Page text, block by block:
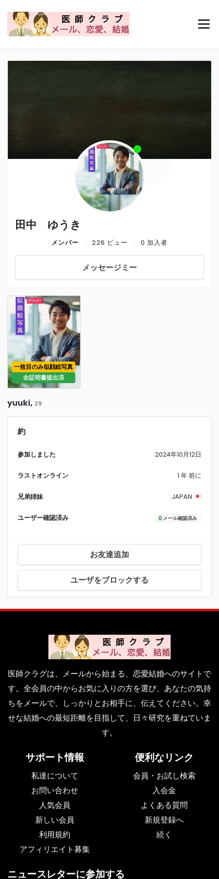
田中 ゆうき
メンバー 226 ビュー 0 加入者
メッセージミー
一枚目のみ似顔絵写真
全証明書提出済
yuuki, 29
約
参加しました 2024年10月12日
ラストオンライン 1 年 前に
兄弟姉妹 JAPAN
ユーザー確認済み メール確認済み
お友達追加
ユーザをブロックする
医師クラグは、メールから始まる、恋愛結婚へのサイトで
す。全会員の中からお気に入りの方を選び、あなたの気持
ちをメールで、しっかりとお相手に、伝えてください。幸
せな結婚への最短距離を目指して、日々研究を重ねていま
す。
サポート情報
私達について
お問い合わせ
人気会員
新しい会員
利用規約
アフィリエイト募集
便利なリンク
会員・お試し検索
入会金
よくある質問
新規登録へ
続く
ニュースレターに参加する